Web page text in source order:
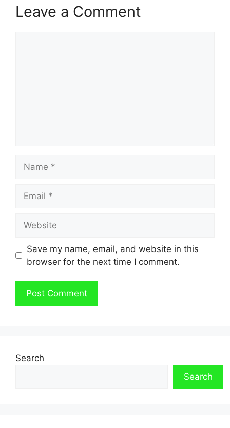
Leave a Comment
Save my name, email, and website in this
browser for the next time I comment.
Search
Search